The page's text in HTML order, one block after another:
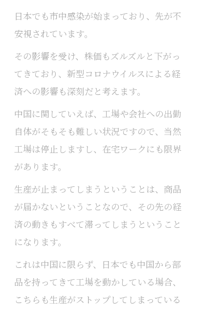
日本でも市中感染が始まっており、先が不
安視されています。
その影響を受け、株価もズルズルと下がっ
てきており、新型コロナウイルスによる経
済への影響も深刻だと考えます。
中国に関していえば、工場や会社への出勤
自体がそもそも難しい状況ですので、当然
工場は停止しますし、在宅ワークにも限界
があります。
生産が止まってしまうということは、商品
が届かないということなので、その先の経
済の動きもすべて滞ってしまうということ
になります。
これは中国に限らず、日本でも中国から部
品を持ってきて工場を動かしている場合、
こちらも生産がストップしてしまっている